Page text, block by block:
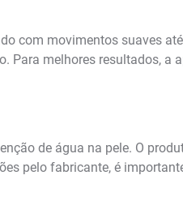
com movimentos suaves
Para melhores resultados,
de água na pele. O
pelo fabricante, é